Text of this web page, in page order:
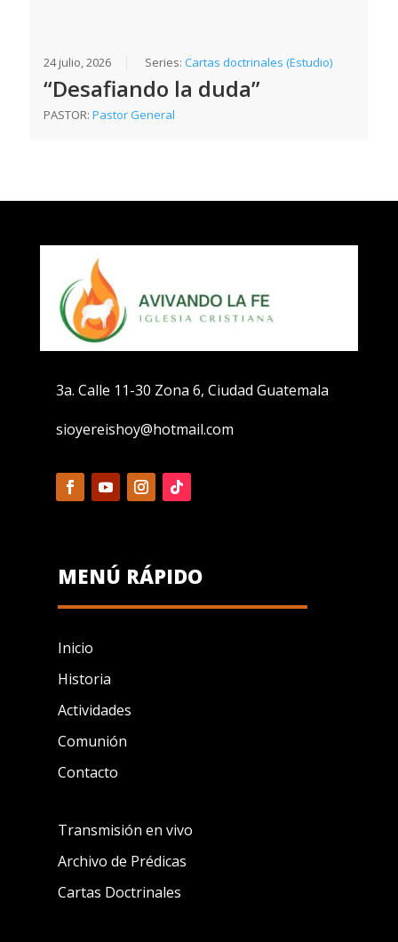
24 julio, 2026 Series:Cartas doctrinales (Estudio)
“Desafiando la duda”
PASTOR:Pastor General
3a. Calle 11-30 Zona 6, Ciudad Guatemala
sioyereishoy@hotmail.com
MENÚ RÁPIDO
Inicio
Historia
Actividades
Comunión
Contacto
Transmisión en vivo
Archivo de Prédicas
Cartas Doctrinales